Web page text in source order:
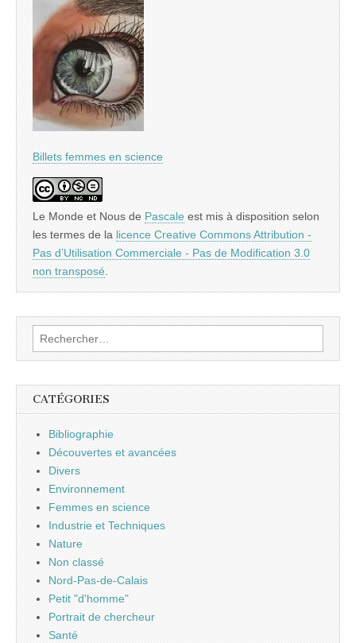
Billets femmes en science
Le Monde et Nous de Pascale est mis à disposition selon
les termes de la licence Creative Commons Attribution -
Pas d’Utilisation Commerciale - Pas de Modification 3.0
non transposé
Rechercher :
CATÉGORIES
Bibliographie
Découvertes et avancées
Divers
Environnement
Femmes en science
Industrie et Techniques
Nature
Non classé
Nord-Pas-de-Calais
Petit "d'homme"
Portrait de chercheur
Santé